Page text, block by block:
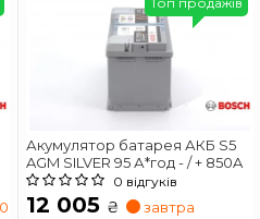
дн.
Акумулятор батарея АКБ S5
AGM SILVER 95 А*год - / + 850A
0 відгуків
12 005 ₴ завтра